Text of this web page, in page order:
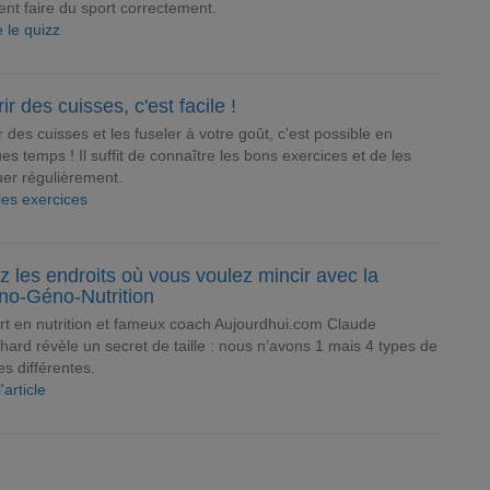
faire du sport correctement.
le quizz
des cuisses, c'est facile !
des cuisses et les fuseler à votre goût, c'est possible en
temps ! Il suffit de connaître les bons exercices et de les
régulièrement.
exercices
les endroits où vous voulez mincir avec la
Géno-Nutrition
en nutrition et fameux coach Aujourdhui.com Claude
révèle un secret de taille : nous n’avons 1 mais 4 types de
différentes.